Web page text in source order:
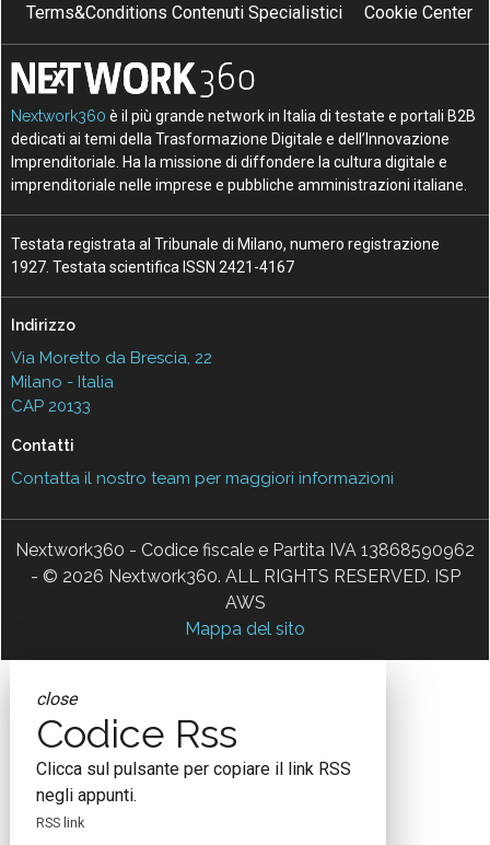
Terms&Conditions Contenuti Specialistici
Cookie Center
Nextwork360 è il più grande network in Italia di testate e portali B2B
dedicati ai temi della Trasformazione Digitale e dell’Innovazione
Imprenditoriale. Ha la missione di diffondere la cultura digitale e
imprenditoriale nelle imprese e pubbliche amministrazioni italiane.
Testata registrata al Tribunale di Milano, numero registrazione
1927. Testata scientifica ISSN 2421-4167
Indirizzo
Via Moretto da Brescia, 22
Milano - Italia
CAP 20133
Contatti
Contatta il nostro team per maggiori informazioni
Nextwork360 - Codice fiscale e Partita IVA 13868590962
- © 2026 Nextwork360. ALL RIGHTS RESERVED. ISP
AWS
Mappa del sito
close
Codice Rss
Clicca sul pulsante per copiare il link RSS
negli appunti.
RSS link